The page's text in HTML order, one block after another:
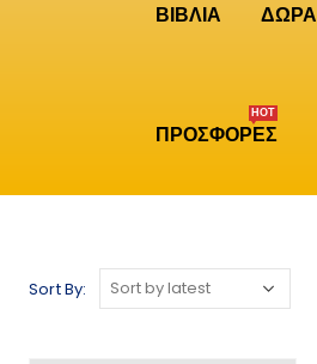
ΒΙΒΛΙΑ ΔΩΡΑ
ΠΡΟΣΦΟΡΕΣ
ΗΟΤ
Sort By: